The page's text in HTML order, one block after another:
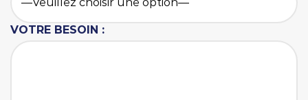
VOTRE BESOIN :